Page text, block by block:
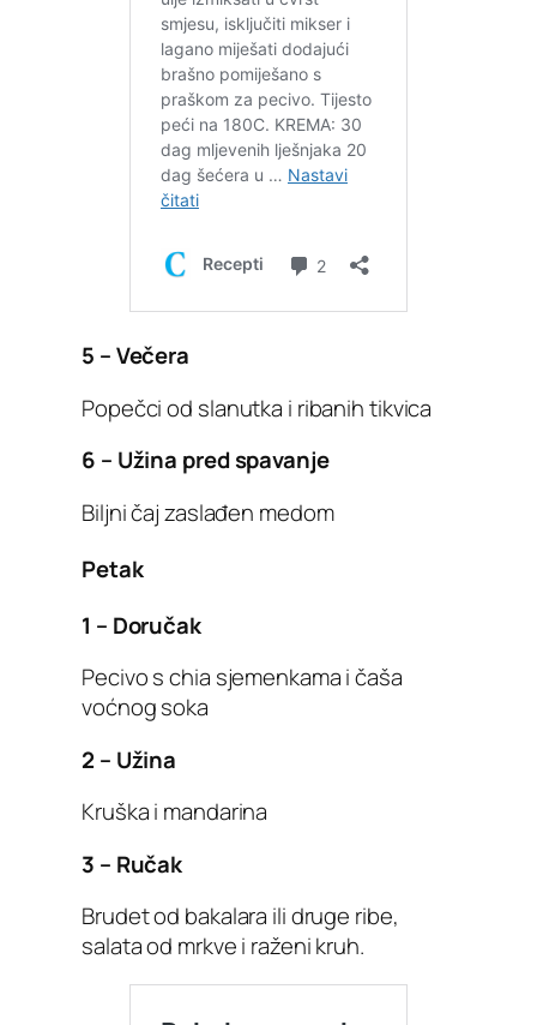
5 – Večera
Popečci od slanutka i ribanih tikvica
6 – Užina pred spavanje
Biljni čaj zaslađen medom
Petak
1 – Doručak
Pecivo s chia sjemenkama i čaša
voćnog soka
2 – Užina
Kruška i mandarina
3 – Ručak
Brudet od bakalara ili druge ribe,
salata od mrkve i raženi kruh.